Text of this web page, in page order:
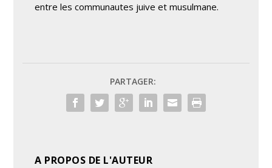
entre les communautes juive et musulmane.
PARTAGER:
A PROPOS DE L'AUTEUR